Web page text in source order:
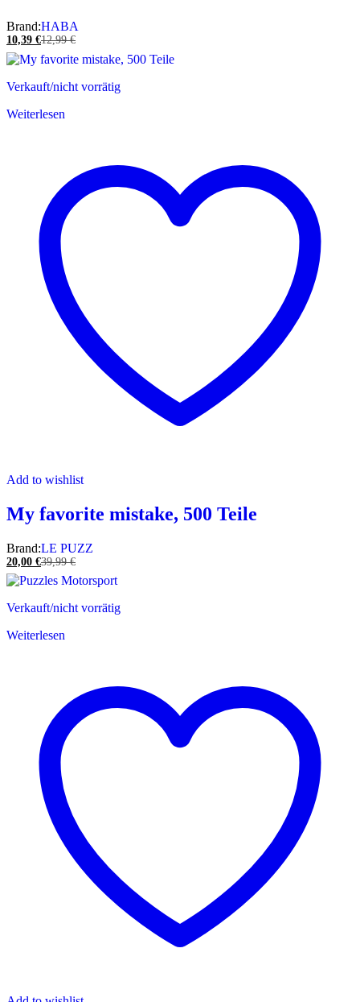
Brand:HABA
10,39 €12,99€
Verkauft/nicht vorrätig
Weiterlesen
Add to wishlist
My favorite mistake, 500 Teile
Brand:LE PUZZ
20,00 €39,99€
Verkauft/nicht vorrätig
Weiterlesen